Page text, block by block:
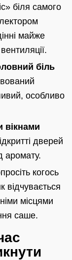
біля самого
майже
біль
особливо
вікнами
дверей
аромату.
когось
відчувається
місцями
саше.